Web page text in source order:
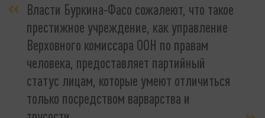
Власти Буркина-Фасо сожалеют, что такое
престижное учреждение, как управление
Верховного комиссара ООН по правам
человека, предоставляет партийный
статус лицам, которые умеют отличиться
только посредством варварства и